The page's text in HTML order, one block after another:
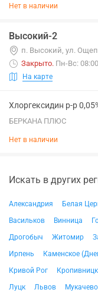
Нет в наличии
Высокий-2
п. Высокий, ул.
Закрыто. Пн-Вс:
На карте
Хлоргексидин р-р
БЕРКАНА ПЛЮС
Нет в наличии
Искать в других
Александрия Белая
Васильков
Винница
Дрогобыч
Житомир
Ирпень
Каменское
Кривой Рог
Луцк
Львов Мукачево